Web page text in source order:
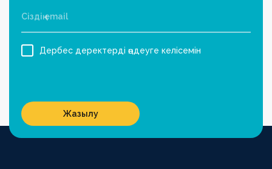
Дербес деректерді өңдеуге келісемін
Жазылу